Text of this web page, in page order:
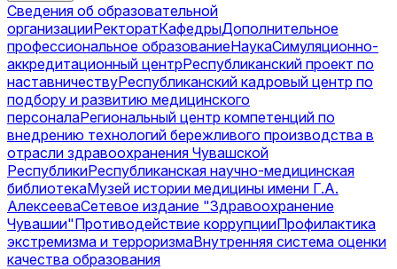
Сведения об образовательной
организацииРекторатКафедрыДополнительное
профессиональное образованиеНаукаСимуляционно-
аккредитационный центрРеспубликанский проект по
наставничествуРеспубликанский кадровый центр по
подбору и развитию медицинского
персоналаРегиональный центр компетенций по
внедрению технологий бережливого производства в
отрасли здравоохранения Чувашской
РеспубликиРеспубликанская научно-медицинская
библиотекаМузей истории медицины имени Г.А.
АлексееваСетевое издание "Здравоохранение
Чувашии"Противодействие коррупцииПрофилактика
экстремизма и терроризмаВнутренняя система оценки
качества образования